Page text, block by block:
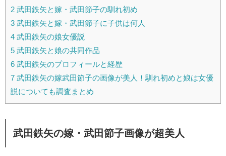
2 武田鉄矢と嫁・武田節子の馴れ初め
3 武田鉄矢と嫁・武田節子に子供は何人
4 武田鉄矢の娘女優説
5 武田鉄矢と娘の共同作品
6 武田鉄矢のプロフィールと経歴
7 武田鉄矢の嫁武田節子の画像が美人！馴れ初めと娘は女優
説についても調査まとめ
武田鉄矢の嫁・武田節子画像が超美人